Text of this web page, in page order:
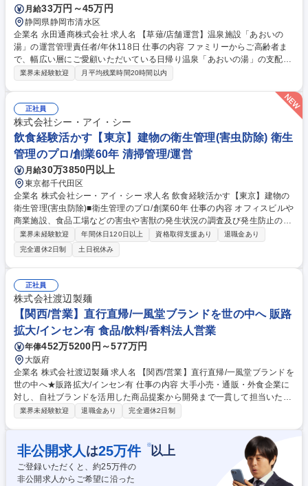
月給33万円～45万円
静岡県静岡市清水区
企業名 永田通商株式会社 求人名 【草薙/店舗運営】温泉施設「あおいの
湯」の運営管理責任者/年休118日 仕事の内容 ファミリーからご高齢者ま
で、幅広い層にご愛顧いただいている日帰り温泉「あおいの湯」の支配人
をお任せいたします。夜勤はなく、シフトは 1)8:00～18:00 2)11:00～21:
整、教育 ■各種設備の維持・管理業務 ■当施設の集客イベント・新メニュ
ーの企画 ■接客 ■売上管理、コスト管理 募集職種 【草薙/店舗運営】温泉
施設「あおいの湯」の運営管理責任者/年休118日
業界未経験歓迎 月平均残業時間20時間以内
正社員
株式会社シー・アイ・シー
飲食経験活かす【東京】建物の衛生管理(害虫防除) 衛生
管理のプロ/創業60年 清掃管理/運営
月給30万3850円以上
東京都千代田区
企業名 株式会社シー・アイ・シー 求人名 飲食経験活かす【東京】建物の
衛生管理(害虫防除)■衛生管理のプロ/創業60年 仕事の内容 オフィスビルや
商業施設、食品工場などの害虫や害獣の発生状況の調査及び発生防止の措
置を講じます。「建築物衛生法」に基づき建物の管理者に義務付けられて
いるため、常に需要があり、非常に安定した事業です。 【詳細】調査結果
により追加の作業が必要な場合は提案及び見積もりの作成から受注まで行
います。時には大型ビルの設計段階から携わり、ねずみが侵入しにくい構
造となるようコンサルテーションも行います。 【働き方】残業平均30時
間/月。繁忙期は45時間もありますが、残業削減のために増員募集中。現
場によっては休日・夜間勤務有(手当/振休有) 【競合優位性】全員が正社員
のため他社より高額ですが高品質で選ばれています。 募集職種 飲食経験
活かす【東京】建物の衛生管理(害虫防除)■衛生管理のプロ/創業60年
業界未経験歓迎 年間休日120日以上 資格取得支援あり
退職金あり
完全週休2日制
土日祝休み
正社員
株式会社渡辺製麺
【関西/営業】直行直帰/一風堂ブランドを世の中へ 販路
拡大/インセン有 食品/飲料/香料法人営業
年俸452万5200円～577万円
大阪府
企業名 株式会社渡辺製麺 求人名 【関西/営業】直行直帰/一風堂ブランドを
世の中へ★販路拡大/インセン有 仕事の内容 大手小売・通販・外食企業に
対し、自社ブランドを活用した商品提案から開発まで一貫して担当いただ
きます。 ※職種：小売店営業職／係長候補(関西) ■一風堂ブランドを活用
風堂のビーガンラーメンなど) ■売場づくりや販売戦略の企画提案 ■エリ
ア：関西エリア中心に東海、関東へも※出張頻度は多くはなく、エリア編
成を計画中です。営業車や公共交通機関で移動します。 →自身のアイデア
が商品化され、実際の売場に並ぶやりがいを感じられる環境です 募集職種
【関西/営業】直行直帰/一風堂ブランドを世の中へ★販路拡大/インセン有
業界未経験歓迎 退職金あり 完全週休2日制
非公開求人 は25万件 ※以上
ご登録いただくと、約25万件の
非公開求人からご希望に沿った